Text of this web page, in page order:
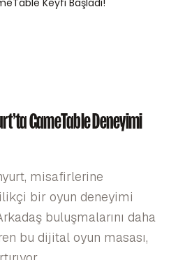
Keyfi Başladı!
GameTable Deneyimi
misafirlerine
bir oyun deneyimi
buluşmalarını daha
bu dijital oyun masası,